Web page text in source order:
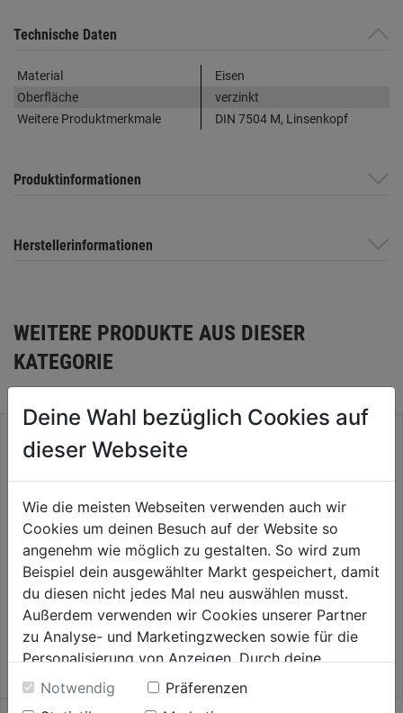
Technische Daten
Material
Eisen
Oberfläche
verzinkt
Weitere Produktmerkmale
DIN 7504 M, Linsenkopf
Produktinformationen
Herstellerinformationen
WEITERE PRODUKTE AUS DIESER
KATEGORIE
Stockmontageschauben verz.
Senkkopf
0.0 (0)
0.0
von
Sternen.
12,99€
Bohrschraube TX DIN 7504 O
mit Flügel
0.0 (0)
0.0
von
5
Sternen.
15,99€
Deine Wahl bezüglich Cookies auf
dieser Webseite
Wie die meisten Webseiten verwenden auch wir
Cookies um deinen Besuch auf der Website so
angenehm wie möglich zu gestalten. So wird zum
Beispiel dein ausgewählter Markt gespeichert, damit
du diesen nicht jedes Mal neu auswählen musst.
Außerdem verwenden wir Cookies unserer Partner
zu Analyse- und Marketingzwecken sowie für die
Personalisierung von Anzeigen. Durch deine
Einwilligung werden die Daten von Drittanbieter,
unter anderem auch in den USA, verarbeitet.
Notwendig
Präferenzen